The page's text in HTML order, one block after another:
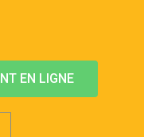
EN LIGNE